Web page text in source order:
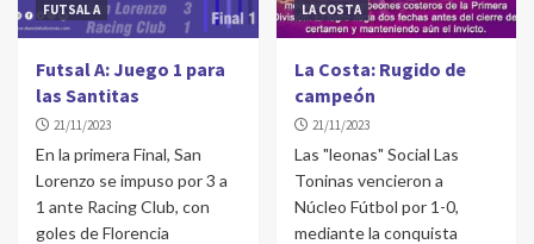
FUTSAL A
Futsal A: Juego 1 para
las Santitas
21/11/2023
En la primera Final, San
Lorenzo se impuso por 3 a
1 ante Racing Club, con
goles de Florencia
LA COSTA
La Costa: Rugido de
campeón
21/11/2023
Las "leonas" Social Las
Toninas vencieron a
Núcleo Fútbol por 1-0,
mediante la conquista